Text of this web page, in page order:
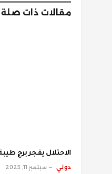
مقالات ذات صلة
الاحتلال يفجر برج
دولي سبتمبر 11, 2025